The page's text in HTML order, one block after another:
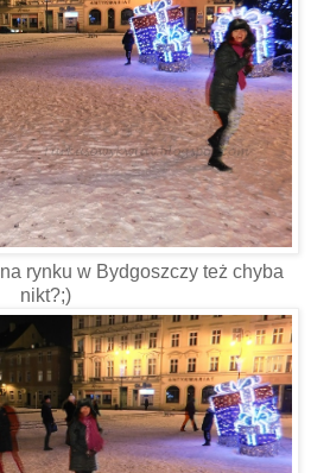
rynku w Bydgoszczy też chyba
nikt?;)